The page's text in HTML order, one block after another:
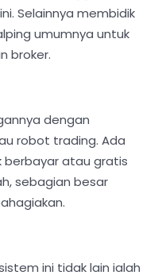
Selainnya membidik
umumnya untuk
broker.
dengan
robot trading. Ada
berbayar atau gratis
sebagian besar
ini tidak lain ialah